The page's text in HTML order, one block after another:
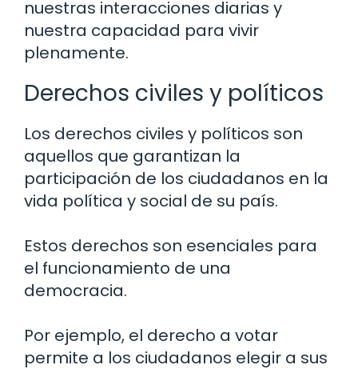
nuestras interacciones diarias y
nuestra capacidad para vivir
plenamente.
Derechos civiles y políticos
Los derechos civiles y políticos son
aquellos que garantizan la
participación de los ciudadanos en la
vida política y social de su país.
Estos derechos son esenciales para
el funcionamiento de una
democracia.
Por ejemplo, el derecho a votar
permite a los ciudadanos elegir a sus